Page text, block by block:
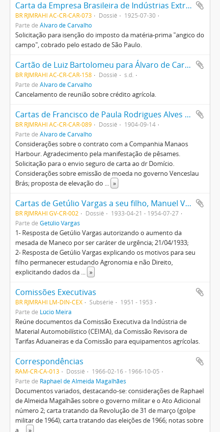
Carta da Empresa Brasileira de Indústrias Extrativas para Álvaro de Carvalho
BR RJMRAHI AC-CR-CAR-073 Dossiê
1925-07-30
Parte de Álvaro de Carvalho
Solicitação para isenção do imposto da matéria-prima "angico do
campo", cobrado pelo estado de São Paulo.
Cartão de Luiz Bartolomeu para Álvaro de Carvalho
BR RJMRAHI AC-CR-CAR-158 Dossiê
s.d.
Parte de Álvaro de Carvalho
Cancelamento de reunião sobre crédito agrícola.
Cartas de Francisco de Paula Rodrigues Alves para Álvaro de Carvalho
BR RJMRAHI AC-CR-CAR-089 Dossiê
1904-09-14
Parte de Álvaro de Carvalho
Considerações sobre o contrato com a Companhia Manaos
Harbour. Agradecimento pela manifestação de pêsames.
Solicitação para o envio seguro de carta ao dr Domício.
Considerações sobre emissão de moeda no governo Venceslau
Brás; proposta de elevação do ... »
Cartas de Getúlio Vargas a seu filho, Manuel Vargas (Maneco), contendo observações relativas a assuntos pessoais e a comentários sobre questões políticas do Estado do Rio Grande do Sul
BR RJMRAHI GV-CR-002 Dossiê
1933-04-21 - 1954-07-27
Parte de Getúlio Vargas
1- Resposta de Getúlio Vargas autorizando o aumento da
mesada de Maneco por ser caráter de urgência; 21/04/1933;
2- Resposta de Getúlio Vargas explicando os motivos para seu
filho permanecer estudando Agronomia e não Direito,
explicitando dados da ... »
Comissões Executivas
BR RJMRAHI LM-DIN-CEX Subsérie
1951 - 1953
Parte de Lúcio Meira
Reúne documentos da Comissão Executiva da Indústria de
Material Automobilístico (CEIMA), da Comissão Revisora de
Tarifas Aduaneiras e da Comissão para equipamentos agrícolas.
Correspondências
RAM-CR-CA-013 Dossiê
1966-02-16 - 1966-10-05
Parte de Raphael de Almeida Magalhães
Documentos variados, destacando-se: considerações de Raphael
de Almeida Magalhães sobre o governo militar e o Ato Adicional
número 2; carta tratando da Revolução de 31 de março (golpe
militar de 1964); carta tratando das eleições de 1966; notas sobre
a
»